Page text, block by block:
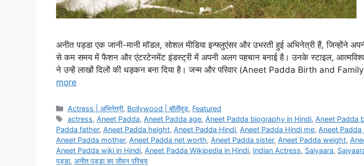
अनीत पड्डा एक जानी-मानी मॉडल, सोशल मीडिया इन्फ्लुएंसर और उभरती हुई अभिनेत्री हैं, जिन्होंने
से कम समय में फैशन और एंटरटेनमेंट इंडस्ट्री में अपनी अलग पहचान बनाई है। उनके स्टाइल,
ने उन्हें लाखों दिलों की धड़कन बना दिया है। जन्म और परिवार (Aneet Padda Birth and
more
Categories
Actress | अभिनेत्री, Bollywood | बॉलीवुड, Featured
Tags
actress, Aneet Padda, Aneet Padda age, Aneet Padda biography in Hindi, Aneet Padda
Padda father, Aneet Padda height, Aneet Padda Hindi, Aneet Padda Hindi me, Aneet Padda
Aneet Padda mother, Aneet Padda net worth, Aneet Padda sister, Aneet Padda weight,
Aneet Padda wiki in Hindi, Aneet Padda Wikipedia in Hindi, Indian Actress, Saiyaara,
पड्डा, अनीत पड्डा का जीवन परिचय